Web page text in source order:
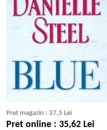
Pret magazin : 37,5 Lei
Pret online : 35,62 Lei